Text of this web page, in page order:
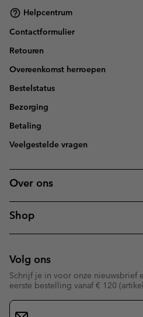
Helpcentrum
Contactformulier
Retouren
Overeenkomst herroepen
Bestelstatus
Bezorging
Betaling
Veelgestelde vragen
Over ons
Shop
Volg ons
Schrijf je in voor onze nieuwsbrief
eerste bestelling vanaf € 120
Aanmelden